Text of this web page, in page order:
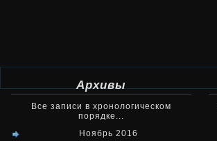
Архивы
Все записи в хронологическом
порядке...
Ноябрь 2016